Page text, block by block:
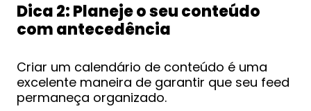
Dica 2: Planeje o seu conteúdo
com antecedência
Criar um calendário de conteúdo é uma
excelente maneira de garantir que seu feed
permaneça organizado.